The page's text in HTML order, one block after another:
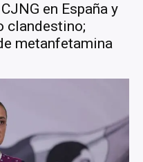
en España y
clandestino;
metanfetamina